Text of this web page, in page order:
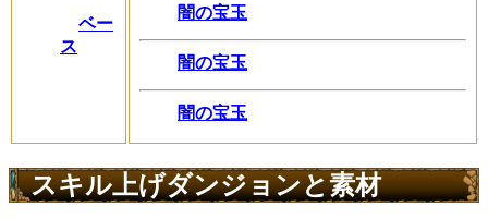
ベー
ス
闇の宝玉
闇の宝玉
闇の宝玉
スキル上げダンジョンと素材